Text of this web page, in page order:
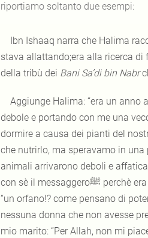
riportiamo soltanto due esempi:
Ibn Ishaaq narra che Halima
stava allattando;era alla ricerca di
della tribù dei Bani Sa’di bin Nabr
Aggiunge Halima: “era un anno
debole e portando con me una
dormire a causa dei pianti del
che nutrirlo, ma speravamo in
animali arrivarono deboli e
con sè il messaggeroﷺ perchè era orfano e volevamo ottenere buon compenso dal padre del bambino. Dicevamo:
“un orfano!? come pensano di
nessuna donna che non avesse
mio marito: “Per Allah, non mi